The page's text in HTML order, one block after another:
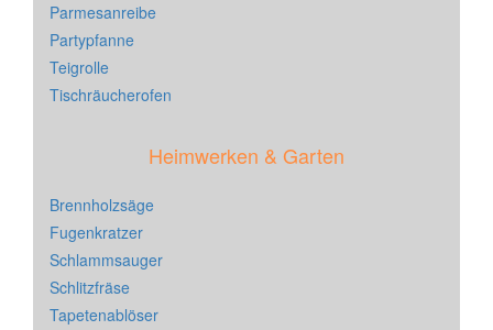
Parmesanreibe
Partypfanne
Teigrolle
Tischräucherofen
Heimwerken & Garten
Brennholzsäge
Fugenkratzer
Schlammsauger
Schlitzfräse
Tapetenablöser